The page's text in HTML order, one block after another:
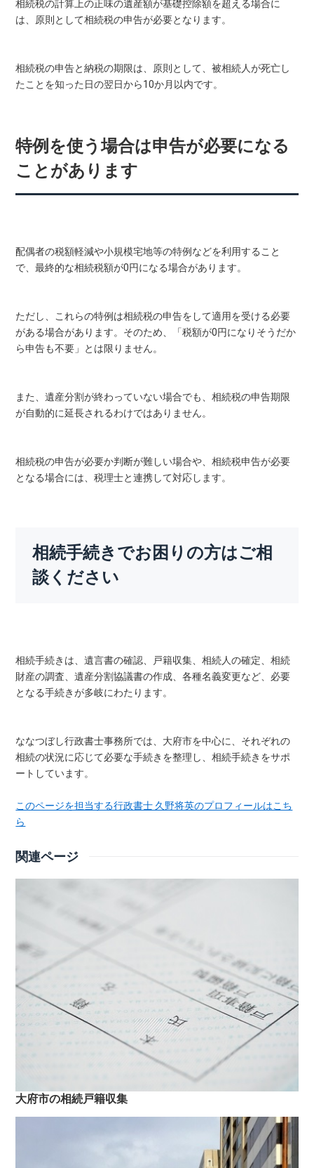
相続税の計算上の正味の遺産額が基礎控除額を超える場合に
は、原則として相続税の申告が必要となります。
相続税の申告と納税の期限は、原則として、被相続人が死亡し
たことを知った日の翌日から10か月以内です。
特例を使う場合は申告が必要になる
ことがあります
配偶者の税額軽減や小規模宅地等の特例などを利用すること
で、最終的な相続税額が0円になる場合があります。
ただし、これらの特例は相続税の申告をして適用を受ける必要
がある場合があります。そのため、「税額が0円になりそうだか
ら申告も不要」とは限りません。
また、遺産分割が終わっていない場合でも、相続税の申告期限
が自動的に延長されるわけではありません。
相続税の申告が必要か判断が難しい場合や、相続税申告が必要
となる場合には、税理士と連携して対応します。
相続手続きでお困りの方はご相
談ください
相続手続きは、遺言書の確認、戸籍収集、相続人の確定、相続
財産の調査、遺産分割協議書の作成、各種名義変更など、必要
となる手続きが多岐にわたります。
ななつぼし行政書士事務所では、大府市を中心に、それぞれの
相続の状況に応じて必要な手続きを整理し、相続手続きをサポ
ートしています。
このページを担当する行政書士 久野将英のプロフィールはこち
ら
関連ページ
大府市の相続戸籍収集